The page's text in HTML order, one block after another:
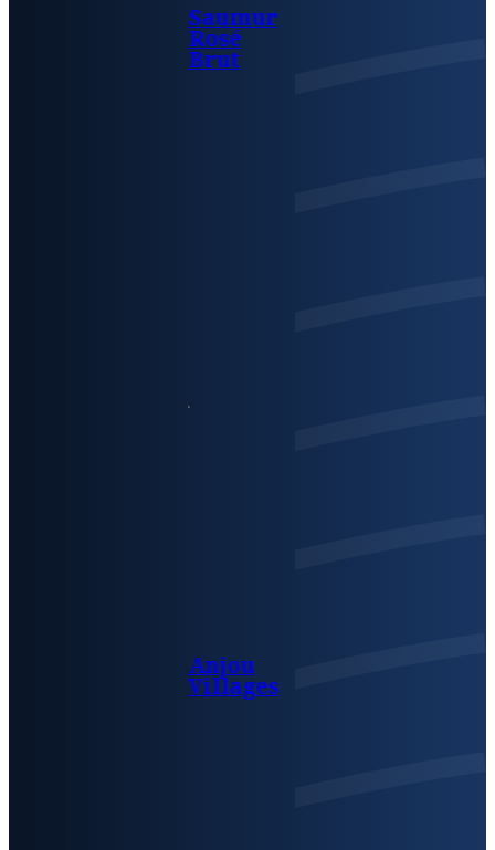
Saumur
Rosé
Brut
Anjou
Villages